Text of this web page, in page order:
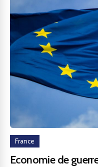
France
Economie de